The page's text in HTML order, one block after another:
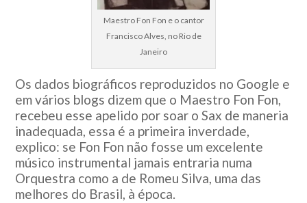
Maestro Fon Fon e o cantor
Francisco Alves, no Rio de
Janeiro
Os dados biográficos reproduzidos no Google e
em vários blogs dizem que o Maestro Fon Fon,
recebeu esse apelido por soar o Sax de maneria
inadequada, essa é a primeira inverdade,
explico: se Fon Fon não fosse um excelente
músico instrumental jamais entraria numa
Orquestra como a de Romeu Silva, uma das
melhores do Brasil, à época.